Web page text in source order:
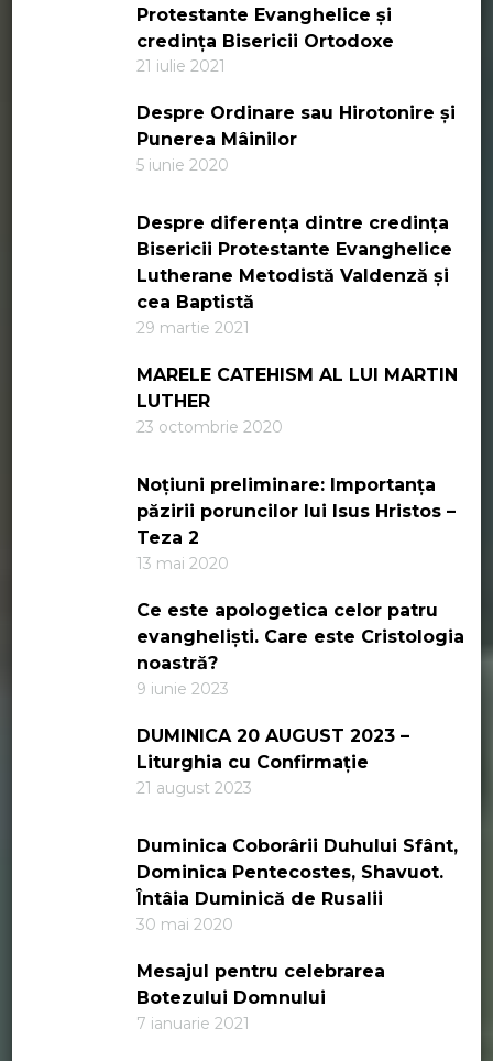
Protestante Evanghelice și
credința Bisericii Ortodoxe
21 iulie 2021
Despre Ordinare sau Hirotonire și
Punerea Mâinilor
5 iunie 2020
Despre diferența dintre credința
Bisericii Protestante Evanghelice
Lutherane Metodistă Valdenză și
cea Baptistă
29 martie 2021
MARELE CATEHISM AL LUI MARTIN
LUTHER
23 octombrie 2020
Noțiuni preliminare: Importanța
păzirii poruncilor lui Isus Hristos –
Teza 2
13 mai 2020
Ce este apologetica celor patru
evangheliști. Care este Cristologia
noastră?
9 iunie 2023
DUMINICA 20 AUGUST 2023 –
Liturghia cu Confirmație
21 august 2023
Duminica Coborârii Duhului Sfânt,
Dominica Pentecostes, Shavuot.
Întâia Duminică de Rusalii
30 mai 2020
Mesajul pentru celebrarea
Botezului Domnului
7 ianuarie 2021